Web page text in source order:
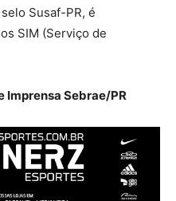
Susaf-PR, é
SIM (Serviço de
Imprensa Sebrae/PR